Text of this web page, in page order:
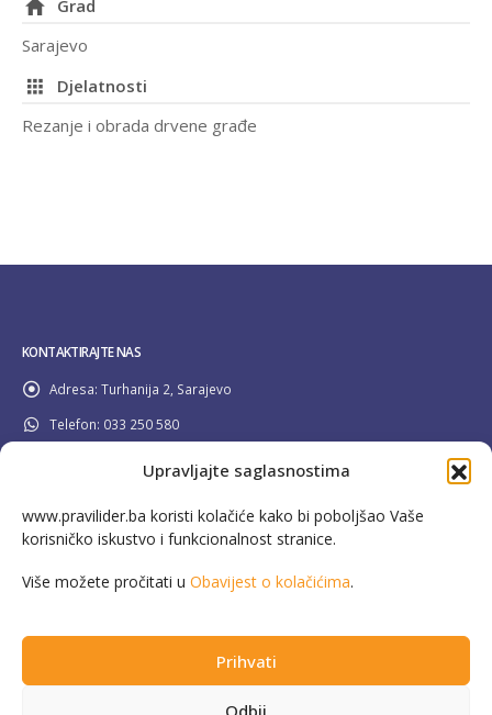
Upravljajte saglasnostima
www.pravilider.ba koristi kolačiće kako bi poboljšao Vaše
korisničko iskustvo i funkcionalnost stranice.
Više možete pročitati u Obavijest o kolačićima.
Prihvati
Odbij
Grad
Sarajevo
Djelatnosti
Rezanje i obrada drvene građe
KONTAKTIRAJTE NAS
Adresa: Turhanija 2, Sarajevo
Telefon: 033 250 580